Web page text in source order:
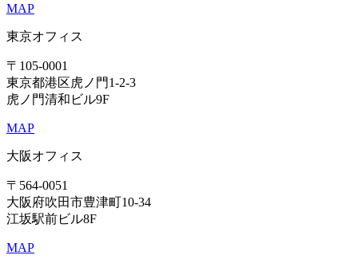
MAP
東京オフィス
〒105-0001
東京都港区虎ノ門1-2-3
虎ノ門清和ビル9F
MAP
大阪オフィス
〒564-0051
大阪府吹田市豊津町10-34
江坂駅前ビル8F
MAP